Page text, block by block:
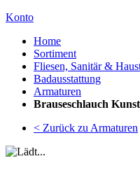
Konto
Home
Sortiment
Fliesen, Sanitär &
Badausstattung
Armaturen
Brauseschlauch
< Zurück zu Armaturen